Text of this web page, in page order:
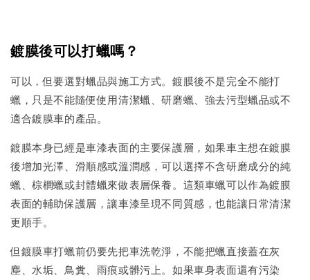
鍍膜後可以打蠟嗎？
可以，但要選對蠟品與施工方式。鍍膜後不是完全不能打
蠟，只是不能隨便使用清潔蠟、研磨蠟、強去污型蠟品或不
適合鍍膜車的產品。
鍍膜本身已經是車漆表面的主要保護層，如果車主想在鍍膜
後增加光澤、滑順感或溫潤感，可以選擇不含研磨成分的純
蠟、棕櫚蠟或封體蠟來做表層保養。這類車蠟可以作為鍍膜
表面的輔助保護層，讓車漆呈現不同質感，也能讓日常清潔
更順手。
但鍍膜車打蠟前仍要先把車洗乾淨，不能把蠟直接蓋在灰
塵、水垢、鳥糞、雨痕或髒污上。如果車身表面還有污染